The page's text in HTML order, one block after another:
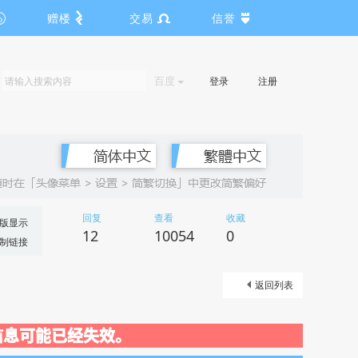
赠楼 交易 信誉
百度 登录 注册
显示
链接
回复
12
查看
10054
收藏
0
返回列表
可能已经失效。